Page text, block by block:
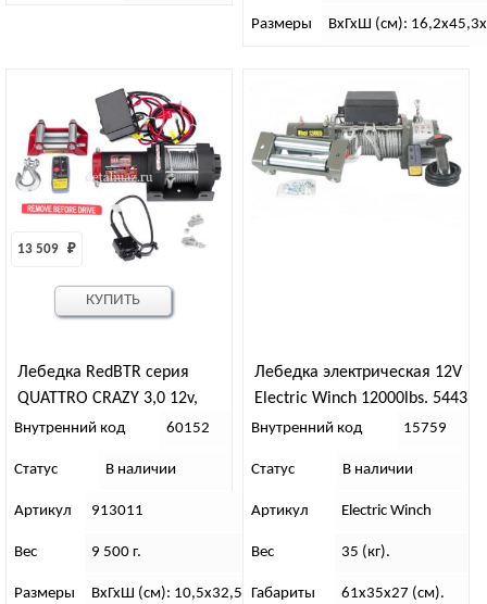
Размеры ВхГхШ (см):
Лебедка RedBTR серия
QUATTRO CRAZY 3,0 12v,
1360кг, 153-1
13 509 ₽
Внутренний код 60152
Статус В наличии
Артикул 913011
Вес 9 500 г.
Размеры ВхГхШ (см): 10,5х32,5х10,5
КУПИТЬ
Лебедка электрическая 12V
Electric Winch 12000lbs. 5443
кг. Съемный блок
Внутренний код 15759
Статус В наличии
Артикул Electric Winch
Вес 35 (кг).
Габариты 61x35x27 (см).